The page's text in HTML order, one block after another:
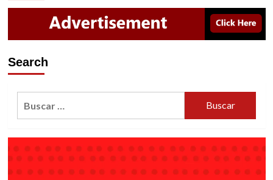
se
expedirá
certificado
electrónico
discapacidad
Search